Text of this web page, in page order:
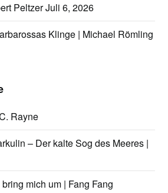
PeltzerJuli 6, 2026
Klinge | Michael Römling
Rayne
– Der kalte Sog des Meeres |
mich um | Fang Fang